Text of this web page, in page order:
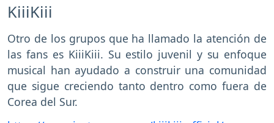
KiiiKiii
Otro de los grupos que ha llamado la atención de
las fans es KiiiKiii. Su estilo juvenil y su enfoque
musical han ayudado a construir una comunidad
que sigue creciendo tanto dentro como fuera de
Corea del Sur.